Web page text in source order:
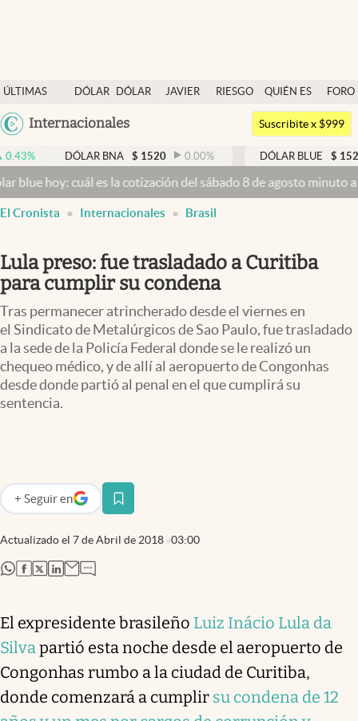
ÚLTIMAS
NOTICIAS
DÓLAR
DÓLAR
JAVIER
RIESGO
QUIÉN ES
QUIÉN
FORO
Argentina
México
Internacionales
Dólar
Members
Economía y Política
Finanzas y Mercados
Mercados Online
Columnistas
Apertura
Infotechnology
Clase
Eventos Corporativos
El Cronista Studio
abre en nueva pestaña
Suscribite x $999
DÓLAR BNA $ 1520 0.00% DÓLAR BLUE $ 1525 -
cuál es la cotización del sábado 8 de agosto minuto a minuto
El Cronista Internacionales Brasil
Lula preso: fue trasladado a Curitiba
para cumplir su condena
Tras permanecer atrincherado desde el viernes en
el Sindicato de Metalúrgicos de Sao Paulo, fue trasladado
a la sede de la Policía Federal donde se le realizó un
chequeo médico, y de allí al aeropuerto de Congonhas
desde donde partió al penal en el que cumplirá su
sentencia.
Actualizado el 7 de Abril de 2018 03:00
+ Seguir en
abre en nueva pestaña
abre en nueva pestaña
abre en nueva pestaña
abre en nueva pestaña
abre en nueva pestaña
El expresidente brasileño Luiz Inácio Lula da
Silvapartió esta noche desde el aeropuerto de
Congonhas rumbo a la ciudad de Curitiba,
donde comenzará a cumplir su condena de 12